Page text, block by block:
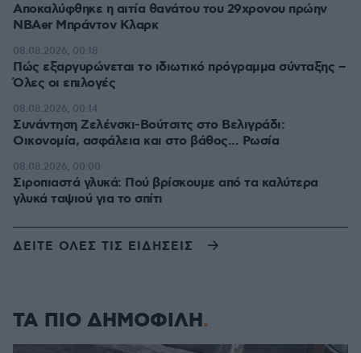
Αποκαλύφθηκε η αιτία θανάτου του 29χρονου πρώην
NBAer Μπράντον Κλαρκ
Πώς εξαργυρώνεται το ιδιωτικό πρόγραμμα σύνταξης –
Όλες οι επιλογές
08.08.2026, 00:18
Συνάντηση Ζελένσκι-Βούτσιτς στο Βελιγράδι:
Οικονομία, ασφάλεια και στο βάθος... Ρωσία
08.08.2026, 00:14
Σιροπιαστά γλυκά: Πού βρίσκουμε από τα καλύτερα
γλυκά ταψιού για το σπίτι
08.08.2026, 00:00
ΔΕΙΤΕ ΟΛΕΣ ΤΙΣ ΕΙΔΗΣΕΙΣ
ΤΑ ΠΙΟ ΔΗΜΟΦΙΛΗ